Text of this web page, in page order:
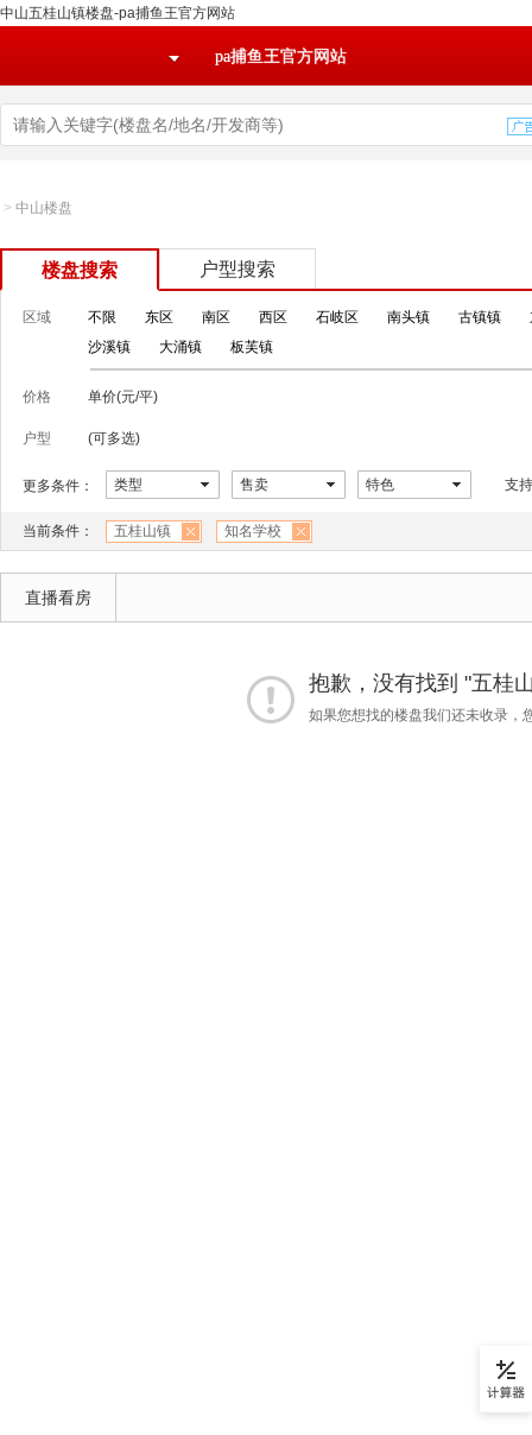
中山五桂山镇楼盘-pa捕鱼王官方网站
pa捕鱼王官方网站
> 中山楼盘
楼盘搜索 户型搜索
区域 不限 东区 南区 西区 石岐区 南头镇 古镇镇
沙溪镇
大涌镇 板芙镇
价格 单价(元/平)
户型 (可多选)
更多条件： 类型 售卖 特色 支
当前条件： 五桂山镇 知名学校
直播看房
抱歉，没有找到 "五桂
如果您想找的楼盘我们还未收录，